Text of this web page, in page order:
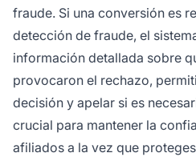
fraude. Si una conversión es
detección de fraude, el
información detallada sobre
provocaron el rechazo,
decisión y apelar si es
crucial para mantener la
afiliados a la vez que